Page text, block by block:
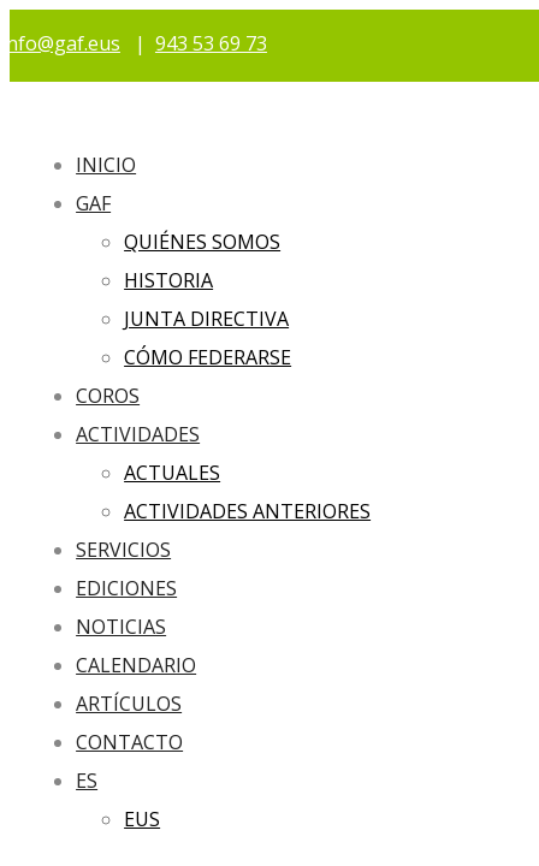
info@gaf.eus | 943 53 69 73
INICIO
GAF
QUIÉNES SOMOS
HISTORIA
JUNTA DIRECTIVA
CÓMO FEDERARSE
COROS
ACTIVIDADES
ACTUALES
ACTIVIDADES ANTERIORES
SERVICIOS
EDICIONES
NOTICIAS
CALENDARIO
ARTÍCULOS
CONTACTO
ES
EUS